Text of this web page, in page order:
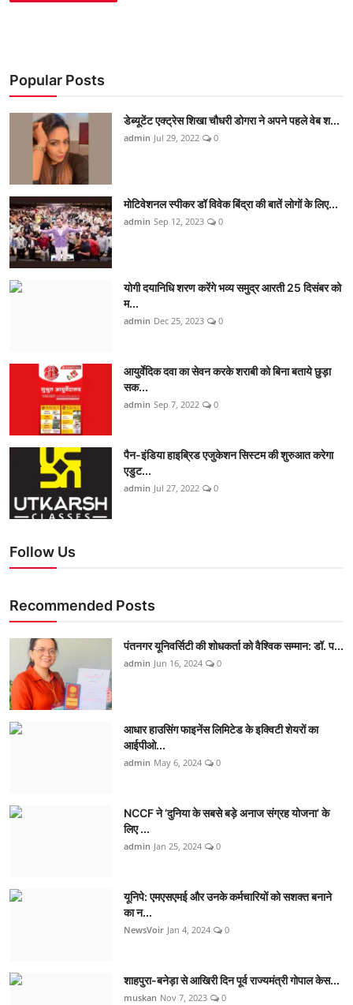
Popular Posts
डेब्यूटेंट एक्ट्रेस शिखा चौधरी डोगरा ने अपने पहले वेब श...
admin Jul 29, 2022 0
मोटिवेशनल स्पीकर डॉ विवेक बिंद्रा की बातें लोगों के लिए...
admin Sep 12, 2023 0
योगी दयानिधि शरण करेंगे भव्य समुद्र आरती 25 दिसंबर को
म...
admin Dec 25, 2023 0
आयुर्वेदिक दवा का सेवन करके शराबी को बिना बताये छुड़ा
सक...
admin Sep 7, 2022 0
पैन-इंडिया हाइब्रिड एजुकेशन सिस्टम की शुरुआत करेगा
एडुट...
admin Jul 27, 2022 0
Follow Us
Recommended Posts
पंतनगर यूनिवर्सिटी की शोधकर्ता को वैश्विक सम्मान: डॉ. प...
admin Jun 16, 2024 0
आधार हाउसिंग फाइनेंस लिमिटेड के इक्विटी शेयरों का
आईपीओ...
admin May 6, 2024 0
NCCF ने ‘दुनिया के सबसे बड़े अनाज संग्रह योजना’ के
लिए ...
admin Jan 25, 2024 0
यूनिपे: एमएसएमई और उनके कर्मचारियों को सशक्त बनाने
का न...
NewsVoir Jan 4, 2024 0
शाहपुरा-बनेड़ा से आखिरी दिन पूर्व राज्यमंत्री गोपाल केस...
muskan Nov 7, 2023 0